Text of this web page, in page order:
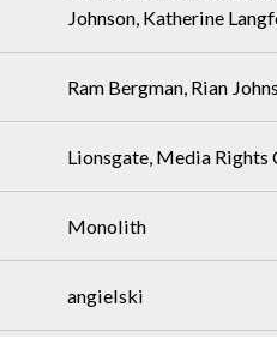
Johnson, Katherine
Ram Bergman, Rian
Lionsgate, Media
Monolith
angielski